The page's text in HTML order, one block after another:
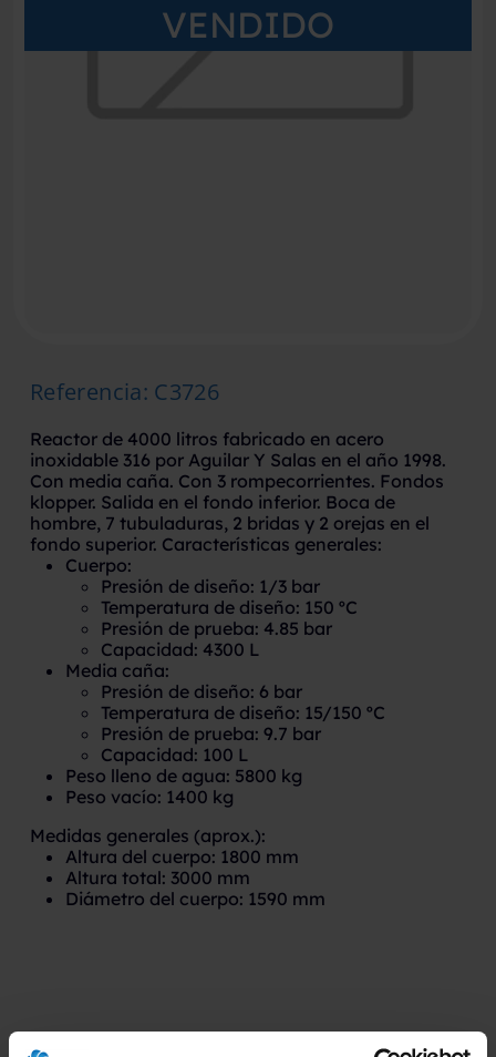
VENDIDO
Referencia: C3726
Reactor de 4000 litros fabricado en acero
inoxidable 316 por Aguilar Y Salas en el año 1998.
Con media caña. Con 3 rompecorrientes. Fondos
klopper. Salida en el fondo inferior. Boca de
hombre, 7 tubuladuras, 2 bridas y 2 orejas en el
fondo superior. Características generales:
Cuerpo:
Presión de diseño: 1/3 bar
Temperatura de diseño: 150 ºC
Presión de prueba: 4.85 bar
Capacidad: 4300 L
Media caña:
Presión de diseño: 6 bar
Temperatura de diseño: 15/150 ºC
Presión de prueba: 9.7 bar
Capacidad: 100 L
Peso lleno de agua: 5800 kg
Peso vacío: 1400 kg
Medidas generales (aprox.):
Altura del cuerpo: 1800 mm
Altura total: 3000 mm
Diámetro del cuerpo: 1590 mm